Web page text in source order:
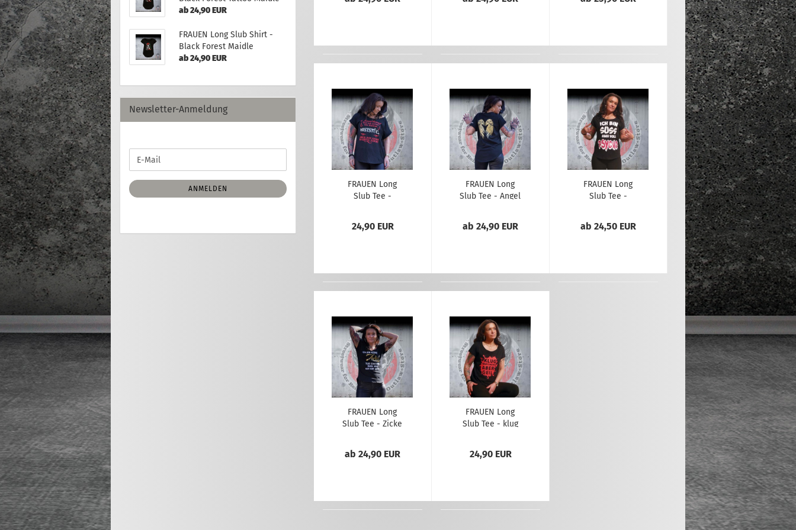
FRAUEN Long
Slub Tee -
24,90 EUR
FRAUEN Long
Slub Tee - Angel
ab 24,90 EUR
FRAUEN Long
Slub Tee -
ab 24,50 EUR
FRAUEN Long
Slub Tee - Zicke
ab 24,90 EUR
FRAUEN Long
Slub Tee - klug
24,90 EUR
ab 24,90 EUR
FRAUEN Long Slub Shirt -
Black Forest Maidle
ab 24,90 EUR
Newsletter-Anmeldung
ZUR
ANMELDUNG
E-
Mail
ANMELDEN